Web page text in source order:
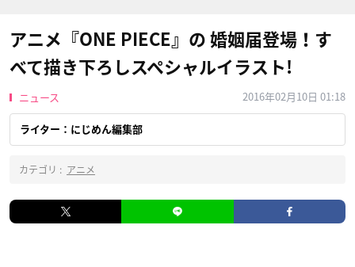
アニメ『ONE PIECE』の 婚姻届登場！す
べて描き下ろしスペシャルイラスト!
ニュース 2016年02月10日 01:18
ライター：にじめん編集部
カテゴリ : アニメ